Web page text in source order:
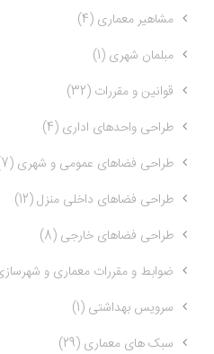
مشاهیر معماری (4)
مبلمان شهری (1)
قوانین و مقررات (32)
طراحی واحدهای اداری (4)
طراحی فضاهای عمومی و شهری (7)
طراحی فضاهای داخلی منزل (12)
طراحی فضاهای خارجی (8)
ضوابط و مقررات معماری و
سرویس بهداشتی (1)
سبک های معماری (29)